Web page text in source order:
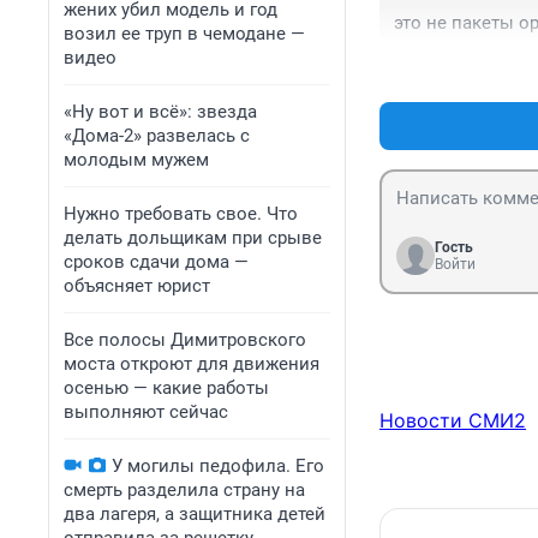
жених убил модель и год
возил ее труп в чемодане —
видео
«Ну вот и всё»: звезда
«Дома-2» развелась с
молодым мужем
Нужно требовать свое. Что
делать дольщикам при срыве
сроков сдачи дома —
объясняет юрист
Все полосы Димитровского
моста откроют для движения
осенью — какие работы
выполняют сейчас
У могилы педофила. Его
смерть разделила страну на
два лагеря, а защитника детей
Но если есть
победному
Неважно в чём.
уже есть
К победе
Короток век
здесь, чтобы
кому-то не
это не пакеты
Гость
Войти
Новости СМИ2